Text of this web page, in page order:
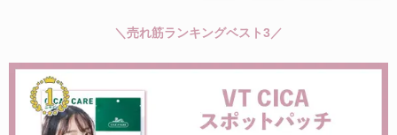
＼売れ筋ランキングベスト3／